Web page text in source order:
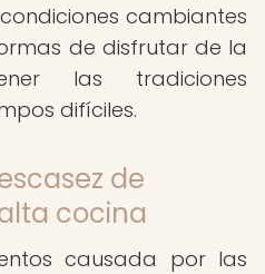
cambiantes
de disfrutar de la
las tradiciones
difíciles.
de
cocina
causada por las